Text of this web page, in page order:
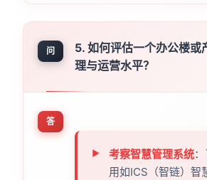
问
5. 如何评估一个办公楼或
理与运营水平？
答
考察智慧管理系统：
用如ICS（智链）智